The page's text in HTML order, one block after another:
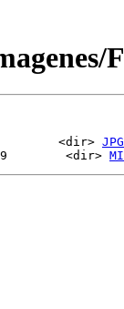
<dir> JPG
<dir>